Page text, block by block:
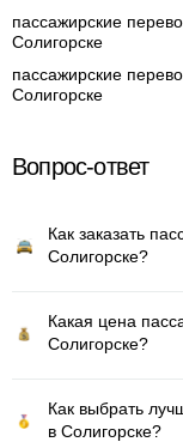
пассажирские
Солигорске
пассажирские
Солигорске
Вопрос-ответ
Как заказать
Солигорске?
Какая цена
Солигорске?
Как выбрать
в Солигорске?